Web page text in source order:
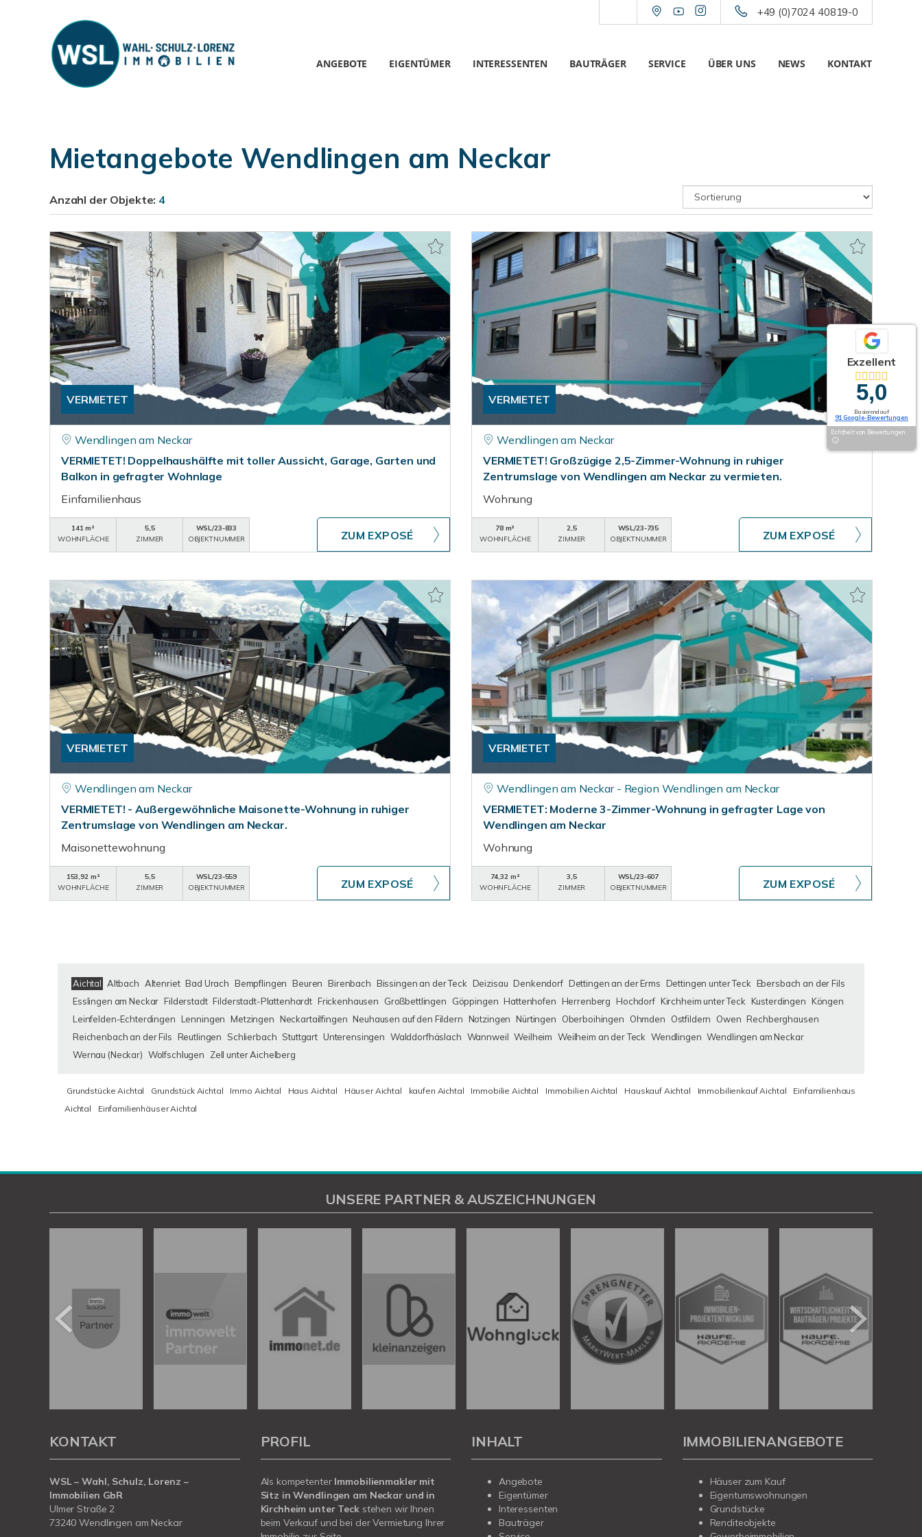
+49 (0)7024 40819-0
ANGEBOTE EIGENTÜMER INTERESSENTEN BAUTRÄGER SERVICE ÜBER UNS NEWS KONTAKT
Mietangebote Wendlingen am Neckar
Anzahl der Objekte: 4
VERMIETET
Wendlingen am Neckar
VERMIETET! Doppelhaushälfte mit toller Aussicht, Garage, Garten und
Balkon in gefragter Wohnlage
Einfamilienhaus
141 m²
WOHNFLÄCHE
5,5
ZIMMER
WSL/23-833
OBJEKTNUMMER
ZUM EXPOSÉ
VERMIETET
Wendlingen am Neckar
VERMIETET! Großzügige 2,5-Zimmer-Wohnung in ruhiger
Zentrumslage von Wendlingen am Neckar zu vermieten.
Wohnung
78 m²
WOHNFLÄCHE
2,5
ZIMMER
WSL/23-735
OBJEKTNUMMER
ZUM EXPOSÉ
VERMIETET
Wendlingen am Neckar
VERMIETET! - Außergewöhnliche Maisonette-Wohnung in ruhiger
Zentrumslage von Wendlingen am Neckar.
Maisonettewohnung
153,92 m²
WOHNFLÄCHE
5,5
ZIMMER
WSL/23-559
OBJEKTNUMMER
ZUM EXPOSÉ
VERMIETET
Wendlingen am Neckar - Region Wendlingen am Neckar
VERMIETET: Moderne 3-Zimmer-Wohnung in gefragter Lage von
Wendlingen am Neckar
Wohnung
74,32 m²
WOHNFLÄCHE
3,5
ZIMMER
WSL/23-607
OBJEKTNUMMER
ZUM EXPOSÉ
Aichtal Altbach Altenriet Bad Urach Bempflingen Beuren Birenbach Bissingen an der Teck Deizisau Denkendorf Dettingen an der Erms Dettingen unter Teck
Ebersbach an der Fils
Esslingen am Neckar Filderstadt Filderstadt-Plattenhardt Frickenhausen Großbettlingen Göppingen Hattenhofen Herrenberg Hochdorf Kirchheim unter Teck Kusterdingen
Köngen
Leinfelden-Echterdingen
Lenningen Metzingen Neckartailfingen Neuhausen auf den Fildern Notzingen Nürtingen Oberboihingen Ohmden Ostfildern Owen Rechberghausen
Reichenbach an der Fils
Reutlingen Schlierbach Stuttgart Unterensingen Walddorfhäslach Wannweil Weilheim Weilheim an der Teck Wendlingen Wendlingen am Neckar
Wernau (Neckar) Wolfschlugen Zell unter Aichelberg
Grundstücke Aichtal Grundstück Aichtal Immo Aichtal Haus Aichtal Häuser Aichtal kaufen Aichtal Immobilie Aichtal Immobilien Aichtal Hauskauf Aichtal Immobilienkauf Aichtal
Einfamilienhaus
Aichtal
Einfamilienhäuser Aichtal
Exzellent
5,0
Basierend auf
91 Google-Bewertungen
Echtheit von Bewertungen
UNSERE PARTNER & AUSZEICHNUNGEN
KONTAKT
WSL – Wahl, Schulz, Lorenz –
Immobilien GbR
Ulmer Straße 2
73240 Wendlingen am Neckar
PROFIL
Als kompetenter Immobilienmakler mit
Sitz in Wendlingen am Neckar und in
Kirchheim unter Teck stehen wir Ihnen
beim Verkauf und bei der Vermietung Ihrer
INHALT
Angebote
Eigentümer
Interessenten
Bauträger
IMMOBILIENANGEBOTE
Häuser zum Kauf
Eigentumswohnungen
Grundstücke
Renditeobjekte